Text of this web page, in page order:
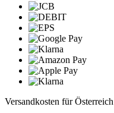
Versandkosten für Österreich